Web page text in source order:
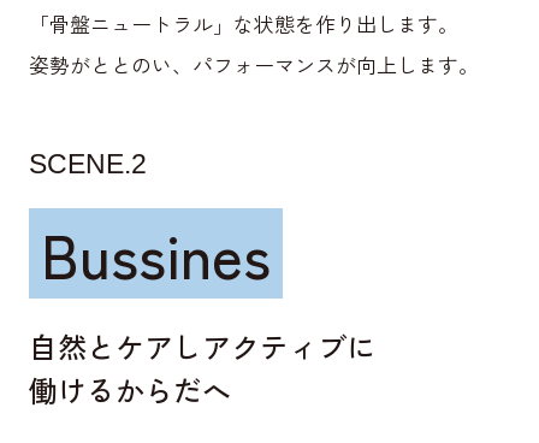
「骨盤ニュートラル」な状態を作り出します。
姿勢がととのい、パフォーマンスが向上します。
SCENE.2
Bussines
自然とケアしアクティブに
働けるからだへ